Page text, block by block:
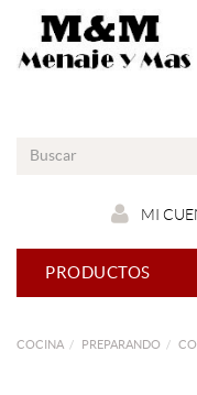
MI
PRODUCTOS
COCINA PREPARANDO